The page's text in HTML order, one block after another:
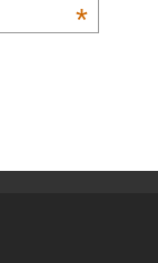
*